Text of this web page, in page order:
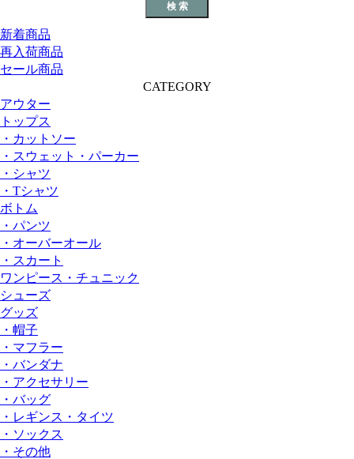
新着商品
再入荷商品
セール商品
CATEGORY
アウター
トップス
・カットソー
・スウェット・パーカー
・シャツ
・Tシャツ
ボトム
・パンツ
・オーバーオール
・スカート
ワンピース・チュニック
シューズ
グッズ
・帽子
・マフラー
・バンダナ
・アクセサリー
・バッグ
・レギンス・タイツ
・ソックス
・その他